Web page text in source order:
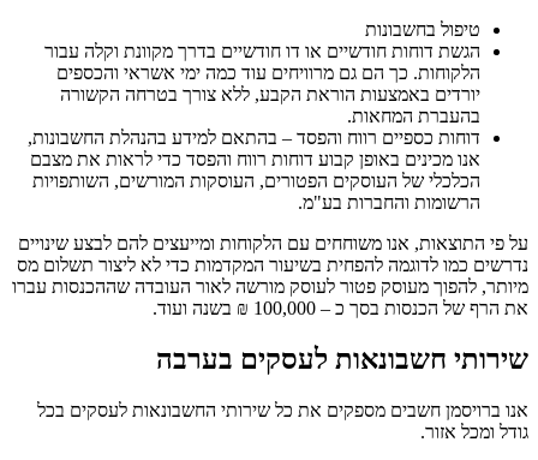
טיפול בחשבונות
הגשת דוחות חודשיים או דו חודשיים בדרך מקוונת וקלה עבור
הלקוחות. כך הם גם מרוויחים עוד כמה ימי אשראי והכספים
יורדים באמצעות הוראת הקבע, ללא צורך בטרחה הקשורה
בהעברת המחאות.
דוחות כספיים רווח והפסד – בהתאם למידע בהנהלת החשבונות,
אנו מכינים באופן קבוע דוחות רווח והפסד כדי לראות את מצבם
הכלכלי של העוסקים הפטורים, העוסקות המורשים, השותפויות
הרשומות והחברות בע"מ.
אנו משוחחים עם הלקוחות ומייעצים להם לבצע שינויים
כמו לדוגמה להפחית בשיעור המקדמות כדי לא ליצור תשלום מס
להפוך מעוסק פטור לעוסק מורשה לאור העובדה שההכנסות עברו
בסך כ – 100,000 ₪ בשנה ועוד.
חשבונאות לעסקים בערבה
חשבים מספקים את כל שירותי החשבונאות לעסקים בכל
אזור.